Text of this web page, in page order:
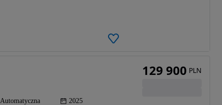
Automatyczna 2025
129 900 PLN